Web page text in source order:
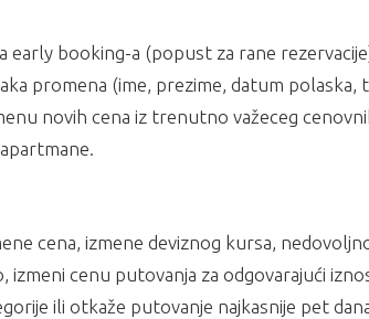
early booking-a (popust za rane
promena (ime, prezime, datum polaska,
novih cena iz trenutno važeceg
cena, izmene deviznog kursa,
cenu putovanja za odgovarajući
ili otkaže putovanje najkasnije pet